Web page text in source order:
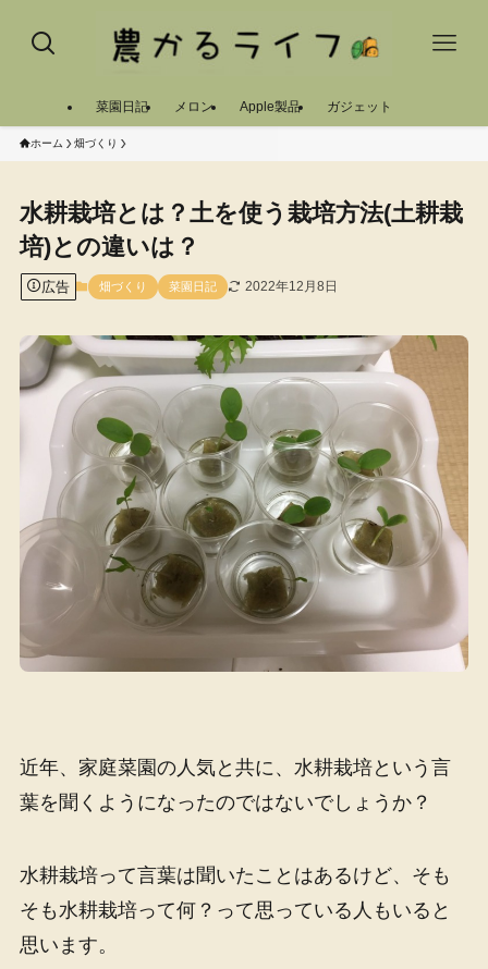
菜園日記 メロン Apple製品 ガジェット
ホーム 畑づくり
水耕栽培とは？土を使う栽培方法(土耕栽
培)との違いは？
広告 畑づくり 菜園日記 2022年12月8日
近年、家庭菜園の人気と共に、水耕栽培という言
葉を聞くようになったのではないでしょうか？
水耕栽培って言葉は聞いたことはあるけど、そも
そも水耕栽培って何？って思っている人もいると
思います。